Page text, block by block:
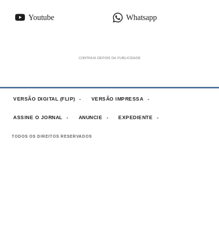
Youtube Whatsapp
VERSÃO DIGITAL (FLIP) VERSÃO IMPRESSA
ASSINE O JORNAL ANUNCIE EXPEDIENTE
TODOS OS DIREITOS RESERVADOS